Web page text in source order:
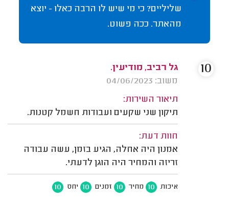
שליליים? כי מי שיש לו הרבה כאלו - יוצא
מהאתר. ככה פשוט.
גל רביב, מודיעין.
משוב: 04/06/2023
תיאור השירות:
תיקון שני שקעים ועבודות חשמל קטנות.
חוות דעת:
אמנון היה אחלה, הגיע בזמן, עשה עבודה
זריזה והמחיר היה הוגן לדעתי.
איכות 10 מחיר 10 זמנים 10 יחס 10
10